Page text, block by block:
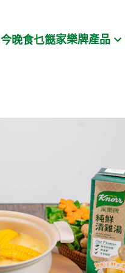
今晚食乜餸家樂牌產品